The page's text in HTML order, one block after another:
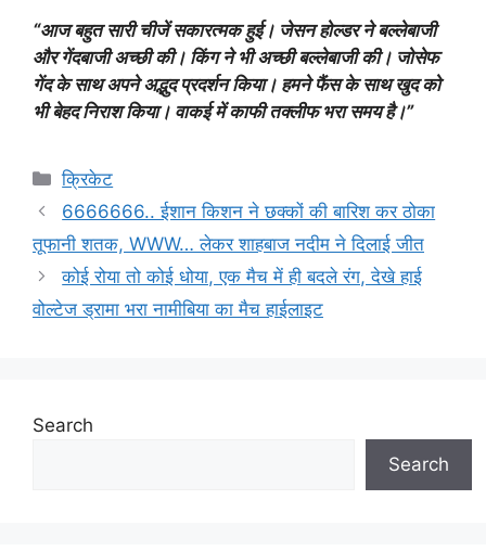
“आज बहुत सारी चीजें सकारत्मक हुई। जेसन होल्डर ने बल्लेबाजी
और गेंदबाजी अच्छी की। किंग ने भी अच्छी बल्लेबाजी की। जोसेफ
गेंद के साथ अपने अद्भुद प्रदर्शन किया। हमने फैंस के साथ खुद को
भी बेहद निराश किया। वाकई में काफी तक्लीफ भरा समय है।”
Categories
क्रिकेट
6666666.. ईशान किशन ने छक्कों की बारिश कर ठोका
तूफानी शतक, WWW… लेकर शाहबाज नदीम ने दिलाई जीत
कोई रोया तो कोई धोया, एक मैच में ही बदले रंग, देखे हाई
वोल्टेज ड्रामा भरा नामीबिया का मैच हाईलाइट
Search
Search